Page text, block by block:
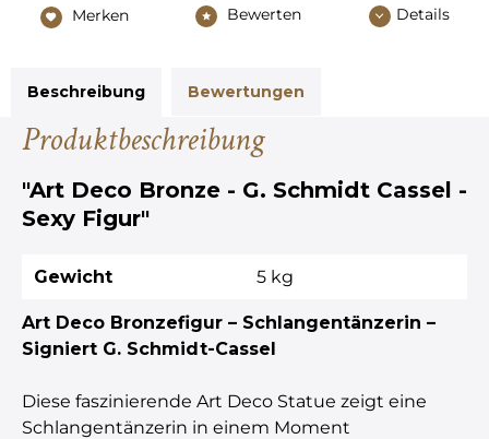
Merken Bewerten Details
Beschreibung Bewertungen
Produktbeschreibung
"Art Deco Bronze - G. Schmidt Cassel -
Sexy Figur"
Gewicht 5 kg
Art Deco Bronzefigur – Schlangentänzerin –
Signiert G. Schmidt-Cassel
Diese faszinierende Art Deco Statue zeigt eine
Schlangentänzerin in einem Moment